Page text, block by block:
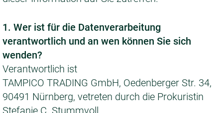
1. Wer ist für die Datenverarbeitung
verantwortlich und an wen können Sie sich
wenden?
Verantwortlich ist
TAMPICO TRADING GmbH, Oedenberger Str. 34,
90491 Nürnberg, vetreten durch die Prokuristin
Stefanie C. Stummvoll